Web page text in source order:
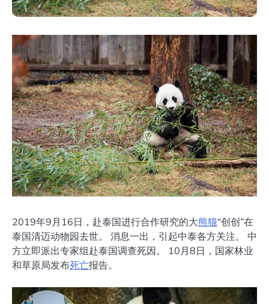
2019年9月16日，赴泰国进行合作研究的大熊猫“创创”在
泰国清迈动物园去世。 消息一出，引起中泰各方关注。 中
方立即派出专家组赴泰国调查死因。 10月8日，国家林业
和草原局发布死亡报告。